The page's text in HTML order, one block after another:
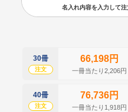
名入れ内容を入力して
30冊
注文
66,198円
一冊当たり2,206円
40冊
注文
76,736円
一冊当たり1,918円